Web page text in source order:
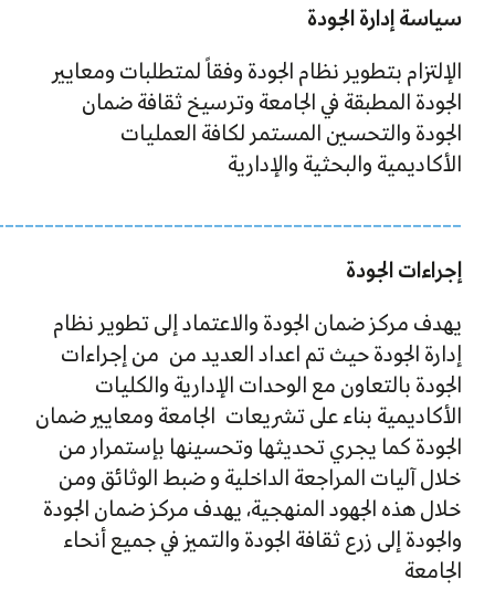
سياسة إدارة الجودة
الإلتزام بتطوير نظام الجودة وفقاً لمتطلبات ومعايير
الجودة المطبقة في الجامعة وترسيخ ثقافة ضمان
الجودة والتحسين المستمر لكافة العمليات
الأكاديمية والبحثية والإدارية
إجراءات الجودة
يهدف مركز ضمان الجودة والاعتماد إلى تطوير نظام
إدارة الجودة حيث تم اعداد العديد من من إجراءات
الجودة بالتعاون مع الوحدات الإدارية والكليات
الأكاديمية بناء على تشريعات الجامعة ومعايير ضمان
الجودة كما يجري تحديثها وتحسينها بإستمرار من
خلال آليات المراجعة الداخلية و ضبط الوثائق ومن
خلال هذه الجهود المنهجية، يهدف مركز ضمان الجودة
والجودة إلى زرع ثقافة الجودة والتميز في جميع أنحاء
الجامعة